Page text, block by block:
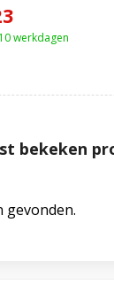
werkdagen
bekeken
gevonden.